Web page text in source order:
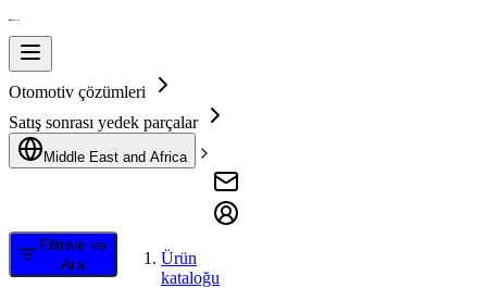
Otomotiv çözümleri
Satış sonrası yedek parçalar
Middle East and Africa
Filtrele ve
Ara
Ürün
kataloğu